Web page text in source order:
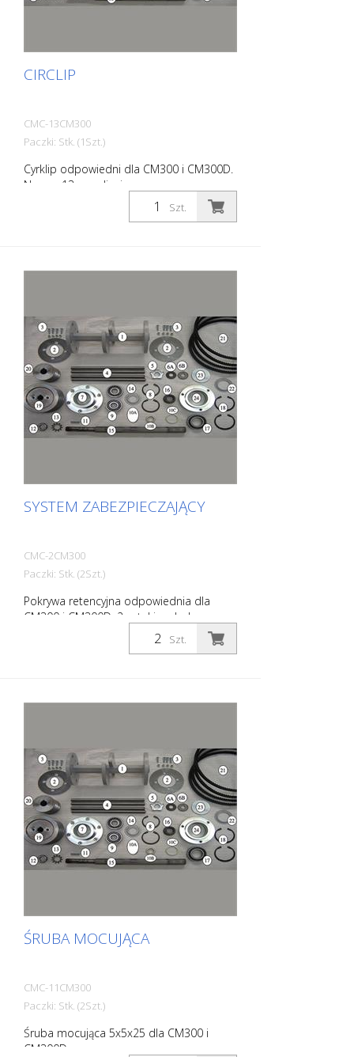
CIRCLIP
CMC-13CM300
Paczki: Stk. (1Szt.)
Cyrklip odpowiedni dla CM300 i CM300D.
Numer 13 na zdjęciu
Szt.
SYSTEM ZABEZPIECZAJĄCY
CMC-2CM300
Paczki: Stk. (2Szt.)
Pokrywa retencyjna odpowiednia dla
CM300 i CM300D. 2 sztuki na bęben
Szt.
ŚRUBA MOCUJĄCA
CMC-11CM300
Paczki: Stk. (2Szt.)
Śruba mocująca 5x5x25 dla CM300 i
CM300D.